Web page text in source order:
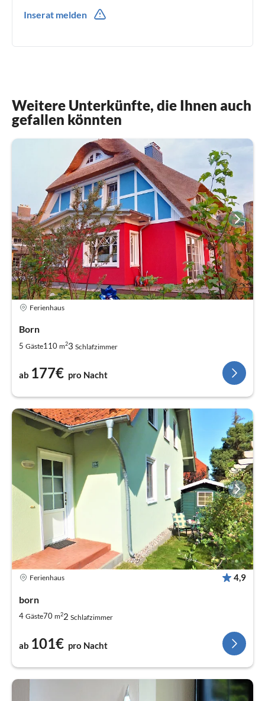
Inserat melden
Weitere Unterkünfte, die Ihnen auch
gefallen könnten
Ferienhaus
Born
5 Gäste110 m23 Schlafzimmer
ab 177€ pro Nacht
Ferienhaus 4,9
born
4 Gäste70 m22 Schlafzimmer
ab 101€ pro Nacht